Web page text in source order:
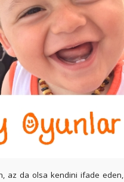
az da olsa kendini ifade eden,